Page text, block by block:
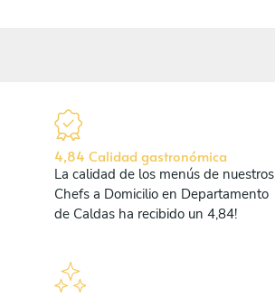
4,84 Calidad gastronómica
La calidad de los menús de nuestros
Chefs a Domicilio en Departamento
de Caldas ha recibido un 4,84!